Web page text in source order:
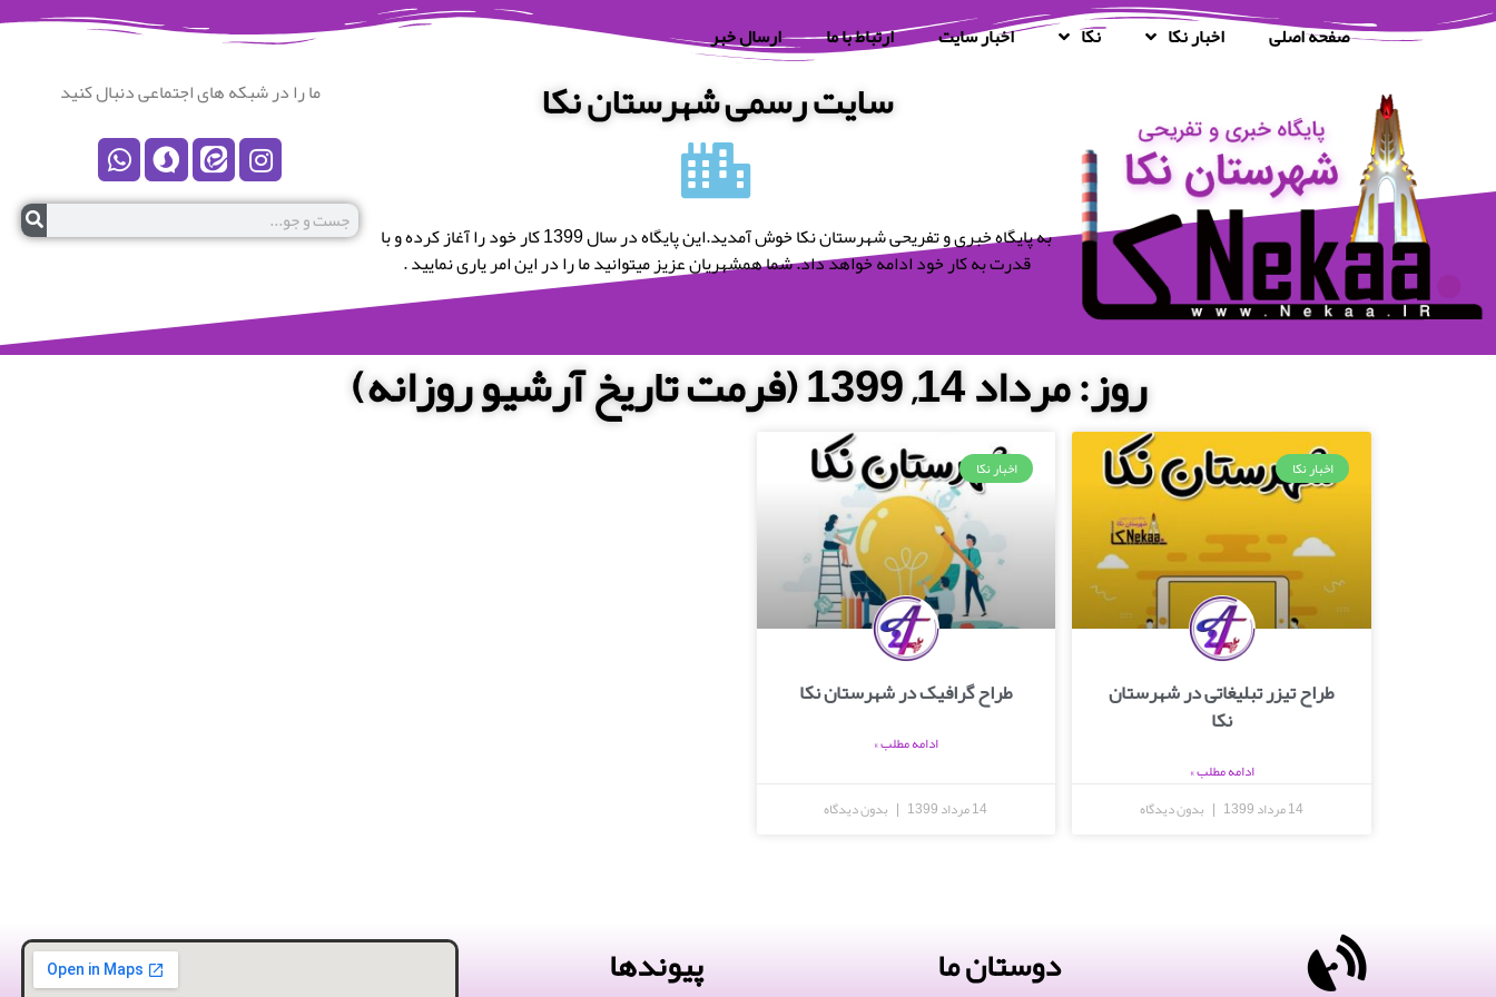
صفحه اصلی اخبار نکا نکا اخبار سایت ارتباط با ما ارسال خبر
سایت رسمی شهرستان نکا
به پایگاه خبری و تفریحی شهرستان نکا خوش آمدید.این پایگاه در سال 1399 کار خود را آغاز کرده و با
قدرت به کار خود ادامه خواهد داد. شما همشهریان عزیز میتوانید ما را در این امر یاری نمایید .
ما را در شبکه های اجتماعی دنبال کنید
روز: مرداد 14, 1399 (فرمت تاریخ آرشیو روزانه)
اخبار نکا
طراح تیزر تبلیغاتی در شهرستان
نکا
ادامه مطلب »
14 مرداد 1399
بدون دیدگاه
اخبار نکا
طراح گرافیک در شهرستان نکا
ادامه مطلب »
14 مرداد 1399 بدون دیدگاه
دوستان ما پیوندها